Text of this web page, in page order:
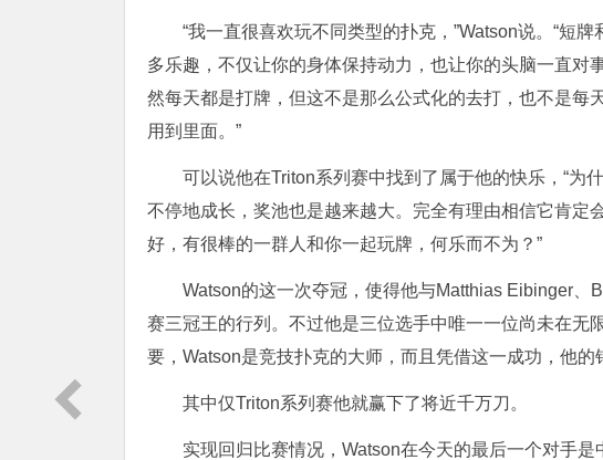
“我一直很喜欢玩不同类型的扑克，”Watson说。“短
多乐趣，不仅让你的身体保持动力，也让你的头脑一直对
然每天都是打牌，但这不是那么公式化的去打，也不是每
用到里面。”
可以说他在Triton系列赛中找到了属于他的快乐，“为
不停地成长，奖池也是越来越大。完全有理由相信它肯定
好，有很棒的一群人和你一起玩牌，何乐而不为？”
Watson的这一次夺冠，使得他与Matthias Eibinger、
赛三冠王的行列。不过他是三位选手中唯一一位尚未在无
要，Watson是竞技扑克的大师，而且凭借这一成功，他的
其中仅Triton系列赛他就赢下了将近千万刀。
实现回归比赛情况，Watson在今天的最后一个对手